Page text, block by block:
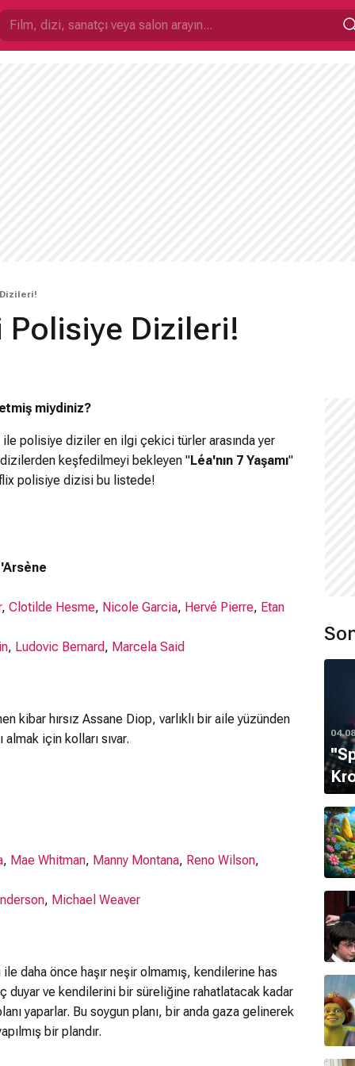
Dizileri!
miydiniz?
polisiye diziler en ilgi çekici türler arasında yer
keşfedilmeyi bekleyen "Léa'nın 7 Yaşamı"
polisiye dizisi bu listede!
, Clotilde Hesme, Nicole Garcia, Hervé Pierre, Etan
, Ludovic Bernard, Marcela Said
kibar hırsız Assane Diop, varlıklı bir aile yüzünden
almak için kolları sıvar.
, Mae Whitman, Manny Montana, Reno Wilson,
, Michael Weaver
daha önce haşır neşir olmamış, kendilerine has
duyar ve kendilerini bir süreliğine rahatlatacak kadar
yaparlar. Bu soygun planı, bir anda gaza gelinerek
bir plandır.